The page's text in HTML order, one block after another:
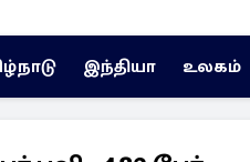
இந்தியா உலகம்